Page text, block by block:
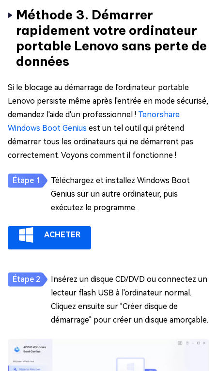
Méthode 3. Démarrer
rapidement votre ordinateur
portable Lenovo sans perte de
données
Si le blocage au démarrage de l'ordinateur portable
Lenovo persiste même après l'entrée en mode sécurisé,
demandez l'aide d'un professionnel ! Tenorshare
Windows Boot Genius est un tel outil qui prétend
démarrer tous les ordinateurs qui ne démarrent pas
correctement. Voyons comment il fonctionne !
Téléchargez et installez Windows Boot
Genius sur un autre ordinateur, puis
exécutez le programme.
ACHETER
Insérez un disque CD/DVD ou connectez un
lecteur flash USB à l'ordinateur normal.
Cliquez ensuite sur "Créer disque de
démarrage" pour créer un disque amorçable.